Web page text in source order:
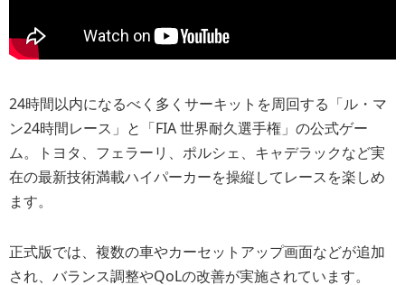
24時間以内になるべく多くサーキットを周回する「ル・マ
ン24時間レース」と「FIA 世界耐久選手権」の公式ゲー
ム。トヨタ、フェラーリ、ポルシェ、キャデラックなど実
在の最新技術満載ハイパーカーを操縦してレースを楽しめ
ます。
正式版では、複数の車やカーセットアップ画面などが追加
され、バランス調整やQoLの改善が実施されています。